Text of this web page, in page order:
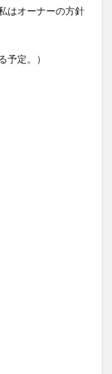
はオーナーの方針
予定。）